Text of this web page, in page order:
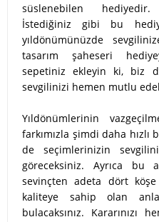
süslenebilen
İstediğiniz gibi bu
yıldönümünüzde
tasarım şaheseri
sepetiniz ekleyin ki, biz
sevgilinizi hemen mutlu
Yıldönümlerinin
farkımızla şimdi daha
de seçimlerinizin
göreceksiniz. Ayrıca bu
sevinçten adeta dört
kaliteye sahip olan
bulacaksınız. Kararınızı